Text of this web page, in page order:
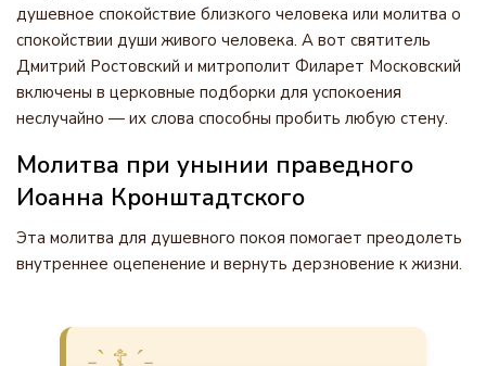
душевное спокойствие близкого человека или молитва о
спокойствии души живого человека. А вот святитель
Дмитрий Ростовский и митрополит Филарет Московский
включены в церковные подборки для успокоения
неслучайно — их слова способны пробить любую стену.
Молитва при унынии праведного
Иоанна Кронштадтского
Эта молитва для душевного покоя помогает преодолеть
внутреннее оцепенение и вернуть дерзновение к жизни.